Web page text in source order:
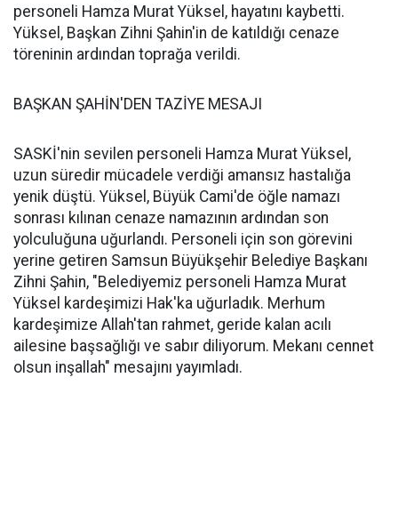
personeli Hamza Murat Yüksel, hayatını kaybetti.
Yüksel, Başkan Zihni Şahin'in de katıldığı cenaze
töreninin ardından toprağa verildi.
BAŞKAN ŞAHİN'DEN TAZİYE MESAJI
SASKİ'nin sevilen personeli Hamza Murat Yüksel,
uzun süredir mücadele verdiği amansız hastalığa
yenik düştü. Yüksel, Büyük Cami'de öğle namazı
sonrası kılınan cenaze namazının ardından son
yolculuğuna uğurlandı. Personeli için son görevini
yerine getiren Samsun Büyükşehir Belediye Başkanı
Zihni Şahin, "Belediyemiz personeli Hamza Murat
Yüksel kardeşimizi Hak'ka uğurladık. Merhum
kardeşimize Allah'tan rahmet, geride kalan acılı
ailesine başsağlığı ve sabır diliyorum. Mekanı cennet
olsun inşallah" mesajını yayımladı.